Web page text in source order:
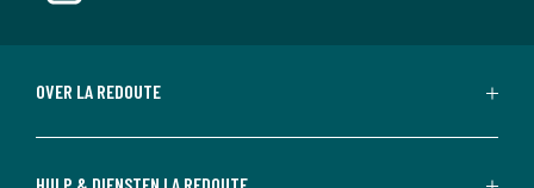
OVER LA REDOUTE